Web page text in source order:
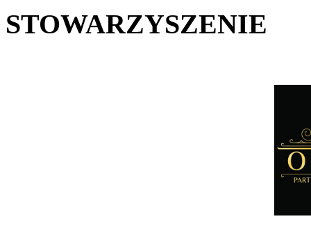
STOWARZYSZENIE